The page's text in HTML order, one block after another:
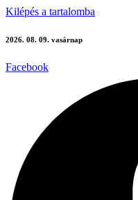
Kilépés a tartalomba
2026. 08. 09. vasárnap
Facebook